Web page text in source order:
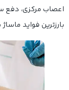
اعصاب مرکزی، دفع
بارزترین فواید